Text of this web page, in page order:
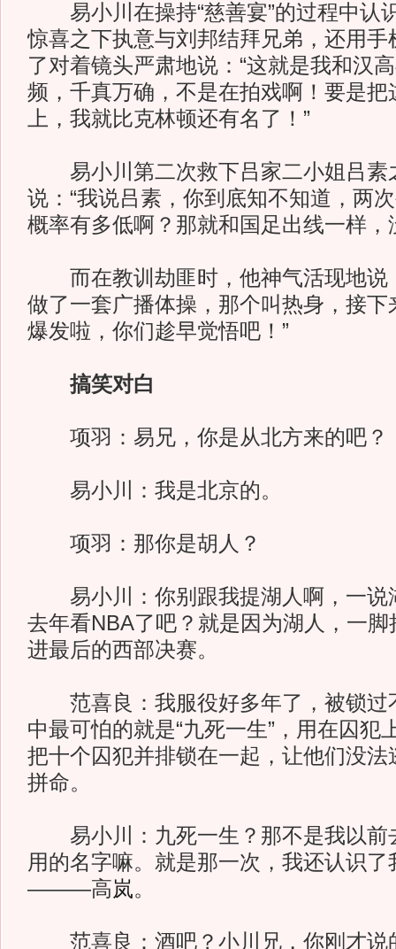
易小川在操持“慈善宴”的过程中认
惊喜之下执意与刘邦结拜兄弟，还用手
了对着镜头严肃地说：“这就是我和汉
频，千真万确，不是在拍戏啊！要是把
上，我就比克林顿还有名了！”
易小川第二次救下吕家二小姐吕素
说：“我说吕素，你到底知不知道，两
概率有多低啊？那就和国足出线一样，
而在教训劫匪时，他神气活现地说
做了一套广播体操，那个叫热身，接下
爆发啦，你们趁早觉悟吧！”
搞笑对白
项羽：易兄，你是从北方来的吧？
易小川：我是北京的。
项羽：那你是胡人？
易小川：你别跟我提湖人啊，一说
去年看NBA了吧？就是因为湖人，一
进最后的西部决赛。
范喜良：我服役好多年了，被锁过
中最可怕的就是“九死一生”，用在囚犯
把十个囚犯并排锁在一起，让他们没法
拼命。
易小川：九死一生？那不是我以前
用的名字嘛。就是那一次，我还认识了
———高岚。
范喜良：酒吧？小川兄，你刚才说